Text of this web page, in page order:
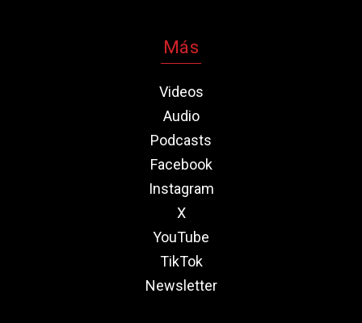
Más
Videos
Audio
Podcasts
Facebook
Instagram
X
YouTube
TikTok
Newsletter